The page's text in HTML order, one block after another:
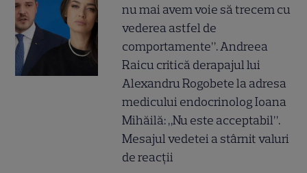
nu mai avem voie să trecem cu
vederea astfel de
comportamente”. Andreea
Raicu critică derapajul lui
Alexandru Rogobete la adresa
medicului endocrinolog Ioana
Mihăilă: „Nu este acceptabil”.
Mesajul vedetei a stârnit valuri
de reacții